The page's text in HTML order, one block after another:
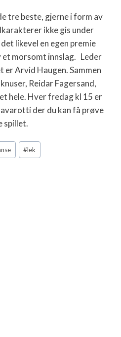
tre beste, gjerne i form av
ikke gis under
likevel en egen premie
et morsomt innslag. Leder
Arvid Haugen. Sammen
Reidar Fagersand,
hele. Hver fredag kl 15 er
der du kan få prøve
spillet.
#lek